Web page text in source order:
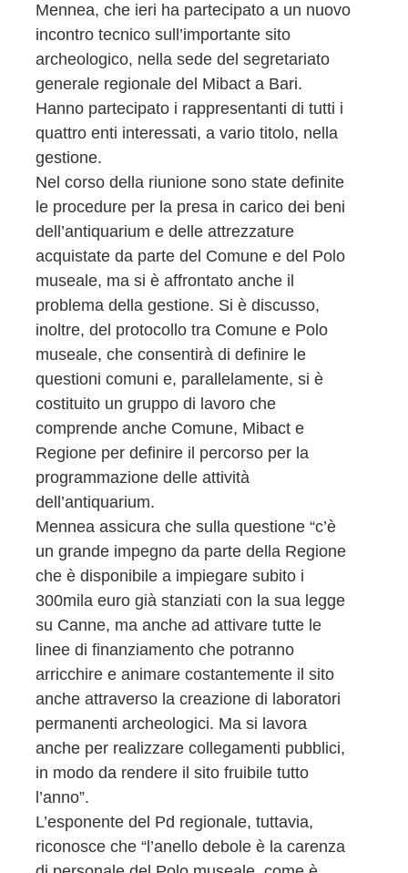
Mennea, che ieri ha partecipato a un nuovo
incontro tecnico sull’importante sito
archeologico, nella sede del segretariato
generale regionale del Mibact a Bari.
Hanno partecipato i rappresentanti di tutti i
quattro enti interessati, a vario titolo, nella
gestione.
Nel corso della riunione sono state definite
le procedure per la presa in carico dei beni
dell’antiquarium e delle attrezzature
acquistate da parte del Comune e del Polo
museale, ma si è affrontato anche il
problema della gestione. Si è discusso,
inoltre, del protocollo tra Comune e Polo
museale, che consentirà di definire le
questioni comuni e, parallelamente, si è
costituito un gruppo di lavoro che
comprende anche Comune, Mibact e
Regione per definire il percorso per la
programmazione delle attività
dell’antiquarium.
Mennea assicura che sulla questione “c’è
un grande impegno da parte della Regione
che è disponibile a impiegare subito i
300mila euro già stanziati con la sua legge
su Canne, ma anche ad attivare tutte le
linee di finanziamento che potranno
arricchire e animare costantemente il sito
anche attraverso la creazione di laboratori
permanenti archeologici. Ma si lavora
anche per realizzare collegamenti pubblici,
in modo da rendere il sito fruibile tutto
l’anno”.
L’esponente del Pd regionale, tuttavia,
riconosce che “l’anello debole è la carenza